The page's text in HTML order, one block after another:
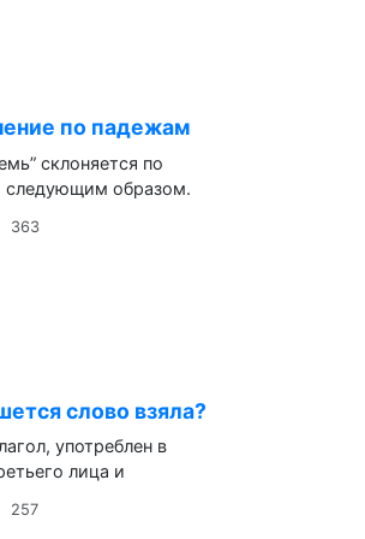
по падежам
склоняется по
следующим образом.
363
слово взяла?
употреблен в
лица и
257